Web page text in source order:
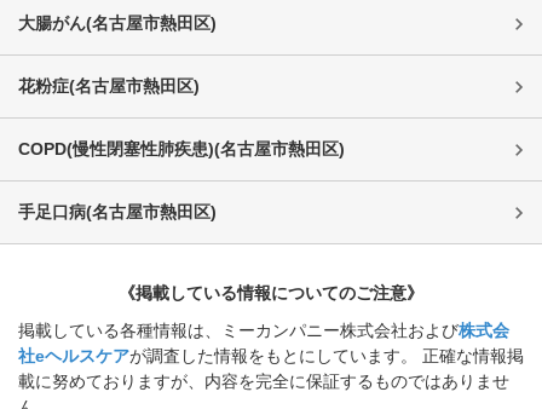
大腸がん(名古屋市熱田区)
花粉症(名古屋市熱田区)
COPD(慢性閉塞性肺疾患)(名古屋市熱田区)
手足口病(名古屋市熱田区)
《掲載している情報についてのご注意》
掲載している各種情報は、ミーカンパニー株式会社および株式会
社eヘルスケアが調査した情報をもとにしています。 正確な情報掲
載に努めておりますが、内容を完全に保証するものではありませ